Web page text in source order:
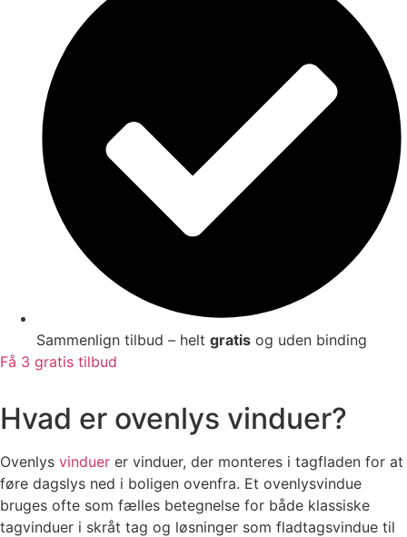
Sammenlign tilbud – helt gratis og uden binding
Få 3 gratis tilbud
Hvad er ovenlys vinduer?
Ovenlys vinduer er vinduer, der monteres i tagfladen for at
føre dagslys ned i boligen ovenfra. Et ovenlysvindue
bruges ofte som fælles betegnelse for både klassiske
tagvinduer i skråt tag og løsninger som fladtagsvindue til